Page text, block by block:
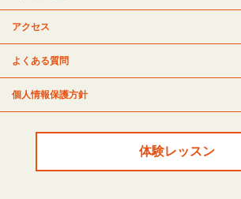
アクセス
よくある質問
個人情報保護方針
体験レッスン